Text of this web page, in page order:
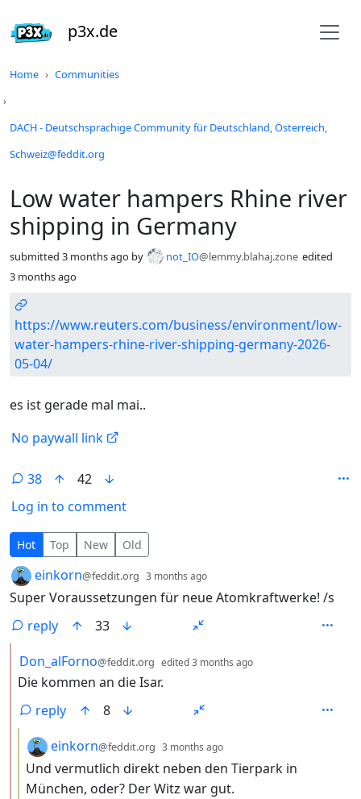
p3x.de
Home Communities
DACH - Deutschsprachige Community für Deutschland, Österreich,
Schweiz@feddit.org
Low water hampers Rhine river
shipping in Germany
submitted 3 months ago by not_IO@lemmy.blahaj.zone edited
3 months ago
https://www.reuters.com/business/environment/low-
water-hampers-rhine-river-shipping-germany-2026-
05-04/
es ist gerade mal mai..
No paywall link
38
42
Log in to comment
38 Comments
Hot Top New Old
by einkorn@feddit.org 3 months ago
Super Voraussetzungen für neue Atomkraftwerke! /s
reply
33
by
Don_alForno@feddit.org edited3 months ago
Die kommen an die Isar.
reply
8
by
einkorn@feddit.org 3 months ago
Und vermutlich direkt neben den Tierpark in
München, oder? Der Witz war gut.
Do not click this